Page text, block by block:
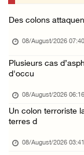
Trois
07/August/2026
Club des
Des colons
08/August/2026
Plusieurs cas
d'occu
08/August/2026
Un colon terroriste
terres d
08/August/2026